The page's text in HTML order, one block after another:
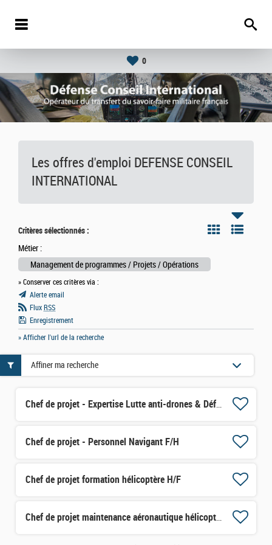
0
Les offres d'emploi DEFENSE CONSEIL
INTERNATIONAL
Critères sélectionnés :
Métier :
Management de programmes / Projets / Opérations
» Conserver ces critères via :
Alerte email
Flux RSS
Enregistrement
» Afficher l'url de la recherche
Chef de projet - Expertise Lutte anti-drones & Défense sol-air H/F
Chef de projet - Personnel Navigant F/H
Chef de projet formation hélicoptère H/F
Chef de projet maintenance aéronautique hélicoptères H/F
Affiner ma recherche